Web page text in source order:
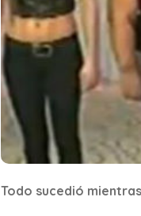
Todo sucedió